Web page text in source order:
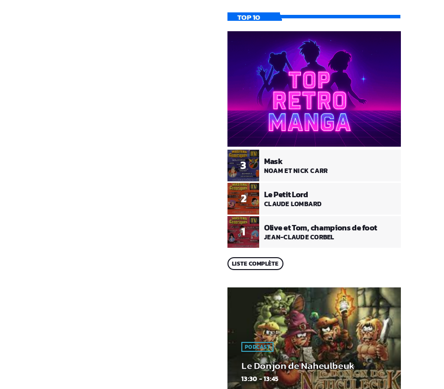
TOP 10
1 Olive et Tom, champions de foot
JEAN-CLAUDE CORBEL
2 Le Petit Lord
CLAUDE LOMBARD
3 Mask
NOAM ET NICK CARR
LISTE COMPLÈTE
PODCAST
Le Donjon de Naheulbeuk
13:30 - 13:45